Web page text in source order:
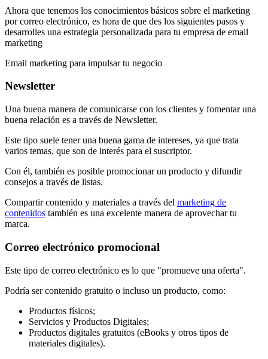
Ahora que tenemos los conocimientos básicos sobre el marketing
por correo electrónico, es hora de que des los siguientes pasos y
desarrolles una estrategia personalizada para tu empresa de email
marketing
Email marketing para impulsar tu negocio
Newsletter
Una buena manera de comunicarse con los clientes y fomentar una
buena relación es a través de Newsletter.
Este tipo suele tener una buena gama de intereses, ya que trata
varios temas, que son de interés para el suscriptor.
Con él, también es posible promocionar un producto y difundir
consejos a través de listas.
Compartir contenido y materiales a través del marketing de
contenidos también es una excelente manera de aprovechar tu
marca.
Correo electrónico promocional
Este tipo de correo electrónico es lo que "promueve una oferta".
Podría ser contenido gratuito o incluso un producto, como:
Productos físicos;
Servicios y Productos Digitales;
Productos digitales gratuitos (eBooks y otros tipos de
materiales digitales).